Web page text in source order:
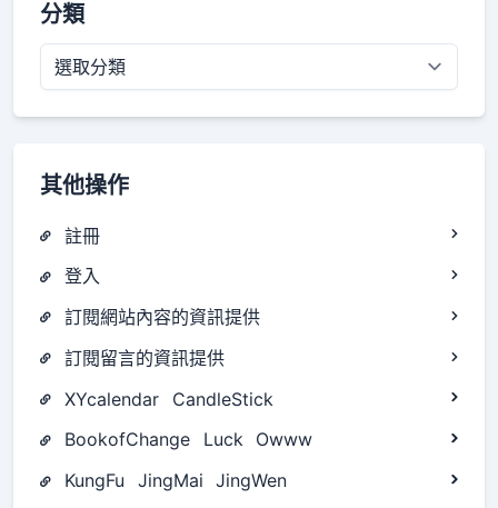
分類
分
類
其他操作
註冊
登入
訂閱網站內容的資訊提供
訂閱留言的資訊提供
XYcalendar
CandleStick
BookofChange
Luck
Owww
KungFu
JingMai
JingWen